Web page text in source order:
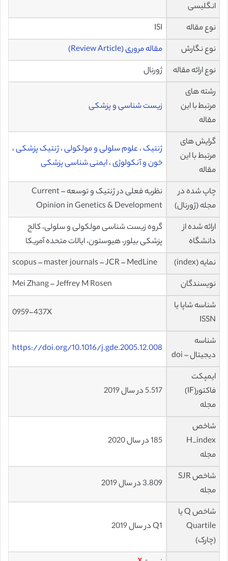
انگلیسی
نوع مقاله
ISI
نوع نگارش
مقاله مروری (Review Article)
نوع ارائه مقاله
ژورنال
رشته های
مرتبط با این
مقاله
زیست شناسیوپزشکی
گرایش های
مرتبط با این
مقاله
ژنتیک ،علوم سلولی و مولکولی،ژنتیک پزشکی،
خون و آنکولوژی،ایمنی شناسی پزشکی
چاپ شده در
مجله (ژورنال)
نظریه فعلی در ژنتیک و توسعه – Current
Opinion in Genetics & Development
ارائه شده از
دانشگاه
گروه زیست شناسی مولکولی و سلولی، کالج
پزشکی بیلور، هیوستون، ایالات متحده آمریکا
نمایه (index)
scopus – master journals – JCR – MedLine
نویسندگان
Mei Zhang – Jeffrey M Rosen
شناسه شاپا یا
ISSN
0959-437X
شناسه
دیجیتال – doi
https://doi.org/10.1016/j.gde.2005.12.008
ایمپکت
فاکتور(IF)
مجله
5.517 در سال 2019
شاخص
H_index
مجله
185 در سال 2020
شاخص SJR
مجله
3.809 در سال 2019
شاخص Q یا
Quartile
(چارک)
Q1 در سال 2019